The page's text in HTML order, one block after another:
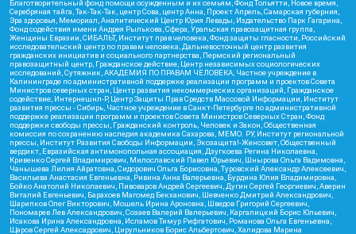
Благотворительный фонд помощи осужденным и их семьям, Фонд Тольятти, Новое время,
Серебряная тайга, Так-Так-Так, центр Сова, центр Анна, Проект Апрель, Самарская губерния,
Эра здоровья, Мемориал, Аналитический Центр Юрия Левады, Издательство Парк Гагарина,
Фонд содействия имени Андрея Рылькова, Сфера, Уральская правозащитная группа,
Женщины Евразии, СИБАЛЬТ, Институт прав человека, Фонд защиты гласности, Российский
исследовательский центр по правам человека, Дальневосточный центр развития
гражданских инициатив и социального партнерства, Пермский региональный
правозащитный центр, Гражданское действие, Центр независимых социологических
исследований, Сутяжник, АКАДЕМИЯ ПО ПРАВАМ ЧЕЛОВЕКА, Частное учреждение в
Калининграде по административной поддержке реализации программ и проектов Совета
Министров северных стран, Центр развития некоммерческих организаций, Гражданское
содействие, Интернешнл-Р, Центр Защиты Прав Средств Массовой Информации, Институт
развития прессы - Сибирь, Частное учреждение в Санкт-Петербурге по административной
поддержке реализации программ и проектов Совета Министров Северных Стран, Фонд
поддержки свободы прессы, Гражданский контроль, Человек и Закон, Общественная
комиссия по сохранению наследия академика Сахарова, МЕМО. РУ, Институт региональной
прессы, Институт Развития Свободы Информации, Экозащита!-Женсовет, Общественный
вердикт, Евразийская антимонопольная ассоциация, Дзугкоева Регина Николаевна,
Кривенко Сергей Владимирович, Милославский Павел Юрьевич, Шнырова Ольга Вадимовна,
Чанышева Лилия Айратовна, Сидорович Ольга Борисовна, Туровский Александр Алексеевич,
Васильева Анастасия Евгеньевна, Ривина Анна Валерьевна, Бурдина Юлия Владимировна,
Бойко Анатолий Николаевич, Пивоваров Андрей Сергеевич, Дугин Сергей Георгиевич, Аверин
Виталий Евгеньевич, Барахоев Магомед Бекханович, Шевченко Дмитрий Александрович,
Шарипков Олег Викторович, Мошель Ирина Ароновна, Шведов Григорий Сергеевич,
Пономарев Лев Александрович, Созаев Валерий Валерьевич, Каргалицкий Борис Юльевич,
Исакова Ирина Александровна, Исламов Тимур Рифгатович, Романова Ольга Евгеньевна,
Щаров Сергей Алексадрович, Цирульников Борис Альбертович, Халидова Марина